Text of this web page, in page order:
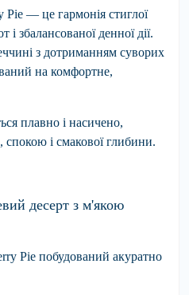
Pie — це гармонія стиглої
збалансованої денної дії.
з дотриманням суворих
на комфортне,
плавно і насичено,
і смакової глибини.
десерт з м'якою
Pie побудований акуратно